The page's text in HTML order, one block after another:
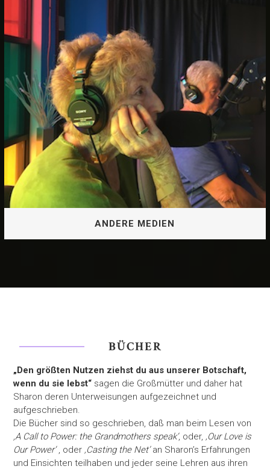
ONLINE BOTSCHAFT
ANDERE MEDIEN
BÜCHER
„Den größten Nutzen ziehst du aus unserer Botschaft,
wenn du sie lebst“ sagen die Großmütter und daher hat
Sharon deren Unterweisungen aufgezeichnet und
aufgeschrieben.
Die Bücher sind so geschrieben, daß man beim Lesen von
,A Call to Power: the Grandmothers speak‘, oder, ‚Our Love is
Our Power‘ , oder ‚Casting the Net’an Sharon’s Erfahrungen
und Einsichten teilhaben und jeder seine Lehren aus ihren